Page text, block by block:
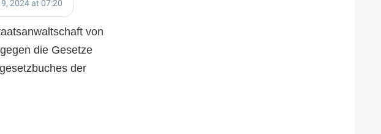
von
die Gesetze
der